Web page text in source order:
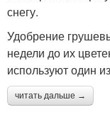
снегу.
Удобрение
недели до их
используют один
читать дальше →